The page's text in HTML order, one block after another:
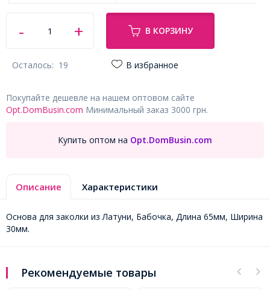
В КОРЗИНУ
Осталось: 19 В избранное
Покупайте дешевле на нашем оптовом сайте
Opt.DomBusin.com Минимальный заказ 3000 грн.
Купить оптом на Opt.DomBusin.com
Описание Характеристики
Основа для заколки из Латуни, Бабочка, Длина 65мм, Ширина
30мм.
Рекомендуемые товары